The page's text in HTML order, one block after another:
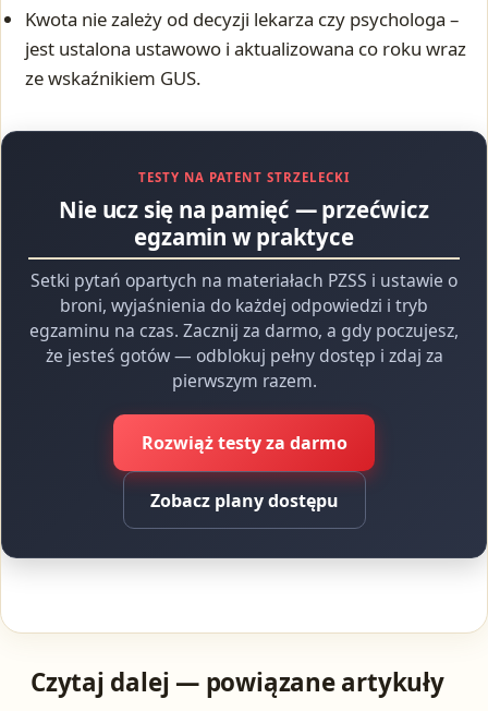
Kwota nie zależy od decyzji lekarza czy psychologa –
jest ustalona ustawowo i aktualizowana co roku wraz
ze wskaźnikiem GUS.
TESTY NA PATENT STRZELECKI
Nie ucz się na pamięć — przećwicz
egzamin w praktyce
Setki pytań opartych na materiałach PZSS i ustawie o
broni, wyjaśnienia do każdej odpowiedzi i tryb
egzaminu na czas. Zacznij za darmo, a gdy poczujesz,
że jesteś gotów — odblokuj pełny dostęp i zdaj za
pierwszym razem.
Rozwiąż testy za darmo
Zobacz plany dostępu
Czytaj dalej — powiązane artykuły